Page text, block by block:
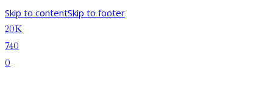
Skip to contentSkip to footer
20K
740
0